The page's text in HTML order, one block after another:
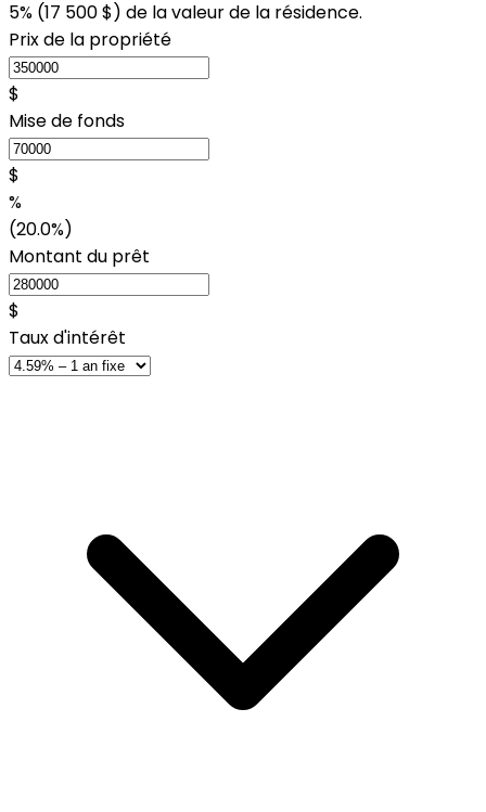
5% (17 500 $) de la valeur de la résidence.
Prix de la propriété
$
Mise de fonds
$
%
(20.0%)
Montant du prêt
$
Taux d'intérêt